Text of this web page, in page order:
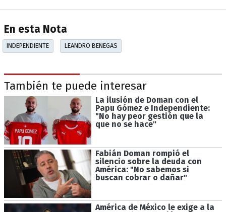
En esta Nota
INDEPENDIENTE LEANDRO BENEGAS
También te puede interesar
La ilusión de Doman con el
Papu Gómez e Independiente:
"No hay peor gestión que la
que no se hace"
Fabián Doman rompió el
silencio sobre la deuda con
América: "No sabemos si
buscan cobrar o dañar"
América de México le exige a la